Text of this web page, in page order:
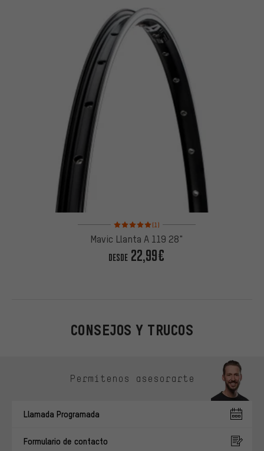
Valoración media: 5 de 5 basada en 1 reseñas
(1)
Mavic Llanta A 119 28"
DESDE22,99€
CONSEJOS Y TRUCOS
Permítenos asesorarte
Llamada Programada
Formulario de contacto